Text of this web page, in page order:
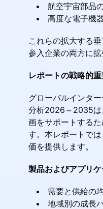
航空宇宙部品
高度な電子機
これらの拡大する
参入企業の両方に拡
レポートの戦略的
グローバルインタ
分析2026～2035は
画をサポートする
す。本レポートで
価を提供します。
製品およびアプリ
需要と供給の
地域別の成長